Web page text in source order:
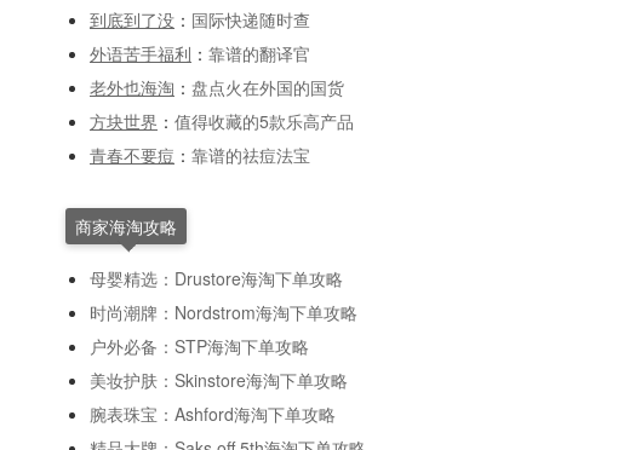
到底到了没 ： 国际快递随时查
外语苦手福利 ： 靠谱的翻译官
老外也海淘 ： 盘点火在外国的国货
方块世界 ： 值得收藏的5款乐高产品
青春不要痘 ： 靠谱的祛痘法宝
商家海淘攻略
母婴精选：Drustore海淘下单攻略
时尚潮牌：Nordstrom海淘下单攻略
户外必备：STP海淘下单攻略
美妆护肤：Skinstore海淘下单攻略
腕表珠宝：Ashford海淘下单攻略